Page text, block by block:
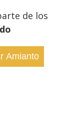
de los
Amianto